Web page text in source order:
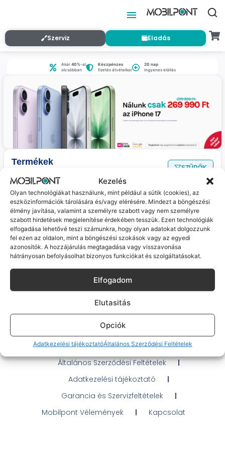
Kezelés
Olyan technológiákat használunk, mint például a sütik (cookies), az
eszközinformációk tárolására és/vagy elérésére. Mindezt a böngészési
élmény javítása, valamint a személyre szabott vagy nem személyre
szabott hirdetések megjelenítése érdekében tesszük. Ezen technológiák
elfogadása lehetővé teszi számunkra, hogy olyan adatokat dolgozzunk
fel ezen az oldalon, mint a böngészési szokások vagy az egyedi
azonosítók. A hozzájárulás megtagadása vagy visszavonása
hátrányosan befolyásolhat bizonyos funkciókat és szolgáltatásokat.
Elfogadom
Elutasitás
Opciók
Adatkezelési tájékoztatóÁltalános Szerződési Feltételek
Szerviz Eladás
Akár40%-al
olcsóbban
Készpénzes
fizetés átvételkor
20 nap
ingyenes elállás
Termékek
SZŰRŐK
Jelenleg nincs ilyen termékünk :(
Gyakran Ismételt Kérdések
Probléma jelentés / Elállás
OTP Áruhitel Tájékoztató
Klarna fizetési tájékoztató
Általános Szerződési Feltételek
Adatkezelési tájékoztató
Garancia és Szervizfeltételek
Mobilpont Vélemények
Kapcsolat